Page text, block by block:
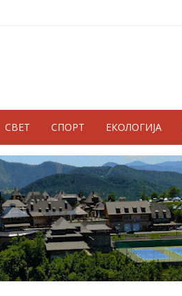
СВЕТ СПОРТ ЕКОЛОГИЈА